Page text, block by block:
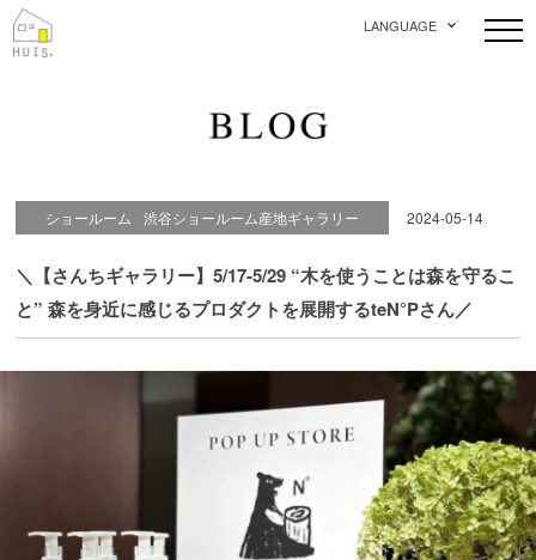
LANGUAGE
ショールーム 渋谷ショールーム産地ギャラリー 2024-05-14
＼【さんちギャラリー】5/17-5/29 “木を使うことは森を守るこ
と” 森を身近に感じるプロダクトを展開するteN°Pさん／